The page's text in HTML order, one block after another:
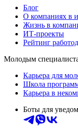
Блог
О компаниях в
Жизнь в
ИТ-проекты
Рейтинг
Молодым
Карьера для
Школа
Карьера в
Боты для